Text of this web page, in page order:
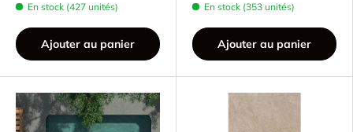
En stock (427 unités)
Ajouter au panier
En stock (353 unités)
Ajouter au panier